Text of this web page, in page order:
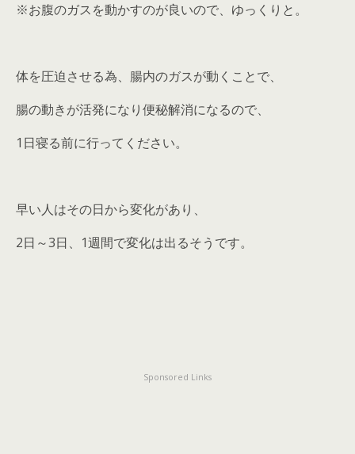
※お腹のガスを動かすのが良いので、ゆっくりと。
体を圧迫させる為、腸内のガスが動くことで、
腸の動きが活発になり便秘解消になるので、
1日寝る前に行ってください。
早い人はその日から変化があり、
2日～3日、1週間で変化は出るそうです。
Sponsored Links